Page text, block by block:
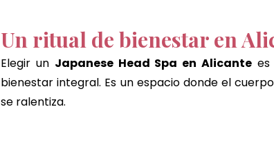
Un ritual de bienestar en
Elegir un Japanese Head Spa en Alicante es
bienestar integral. Es un espacio donde el
se ralentiza.